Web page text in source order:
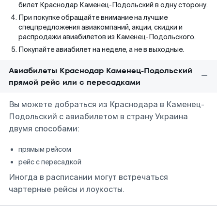
билет Краснодар Каменец-Подольский в одну сторону.
При покупке обращайте внимание на лучшие
спецпредложения авиакомпаний, акции, скидки и
распродажи авиабилетов из Каменец-Подольского.
Покупайте авиабилет на неделе, а не в выходные.
Авиабилеты Краснодар Каменец-Подольский
прямой рейс или с пересадками
Вы можете добраться из Краснодара в Каменец-
Подольский с авиабилетом в страну Украина
двумя способами:
прямым рейсом
рейс с пересадкой
Иногда в расписании могут встречаться
чартерные рейсы и лоукосты.